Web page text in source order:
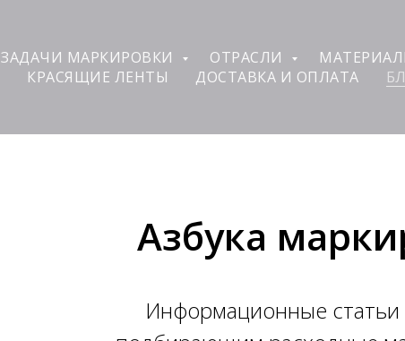
ЗАДАЧИ МАРКИРОВКИ ОТРАСЛИ
КРАСЯЩИЕ ЛЕНТЫ
ДОСТАВКА И ОПЛАТА
Азбука
Информационные